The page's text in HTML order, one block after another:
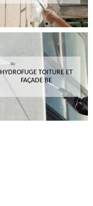
HYDROFUGE TOITURE ET
FAÇADE BE